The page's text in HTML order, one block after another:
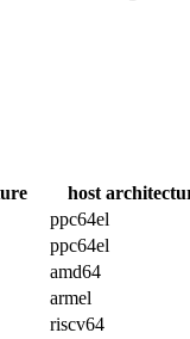
host
ppc64el
ppc64el
amd64
armel
riscv64